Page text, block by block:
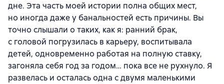
дне. Эта часть моей истории полна общих мест,
но иногда даже у банальностей есть причины. Вы
точно слышали о таких, как я: ранний брак,
с головой погрузилась в карьеру, воспитывала
детей, одновременно работая на полную ставку,
загоняла себя год за годом… пока все не рухнуло. Я
развелась и осталась одна с двумя маленькими